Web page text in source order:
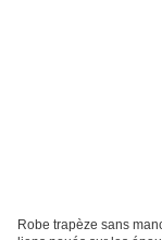
Robe trapèze sans